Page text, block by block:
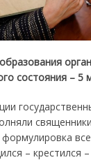
состояния – 5
– крестился